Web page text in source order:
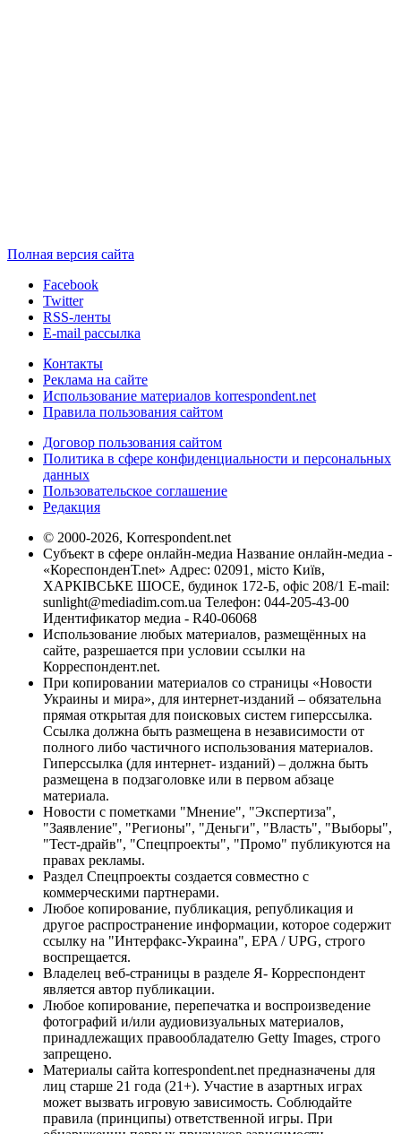
Полная версия сайта
Facebook
Twitter
RSS-ленты
E-mail рассылка
Контакты
Реклама на сайте
Использование материалов korrespondent.net
Правила пользования сайтом
Договор пользования сайтом
Политика в сфере конфиденциальности и персональных
данных
Пользовательское соглашение
Редакция
© 2000-2026, Korrespondent.net
Субъект в сфере онлайн-медиа Название онлайн-медиа -
«КореспонденТ.net» Адрес: 02091, місто Київ,
ХАРКІВСЬКЕ ШОСЕ, будинок 172-Б, офіс 208/1 E-mail:
sunlight@mediadim.com.ua Телефон: 044-205-43-00
Идентификатор медиа - R40-06068
Использование любых материалов, размещённых на
сайте, разрешается при условии ссылки на
Корреспондент.net.
При копировании материалов со страницы «Новости
Украины и мира», для интернет-изданий – обязательна
прямая открытая для поисковых систем гиперссылка.
Ссылка должна быть размещена в независимости от
полного либо частичного использования материалов.
Гиперссылка (для интернет- изданий) – должна быть
размещена в подзаголовке или в первом абзаце
материала.
Новости с пометками "Мнение", "Экспертиза",
"Заявление", "Регионы", "Деньги", "Власть", "Выборы",
"Тест-драйв", "Спецпроекты", "Промо" публикуются на
правах рекламы.
Раздел Спецпроекты создается совместно с
коммерческими партнерами.
Любое копирование, публикация, републикация и
другое распространение информации, которое содержит
ссылку на "Интерфакс-Украина", EPA / UPG, строго
воспрещается.
Владелец веб-страницы в разделе Я- Корреспондент
является автор публикации.
Любое копирование, перепечатка и воспроизведение
фотографий и/или аудиовизуальных материалов,
принадлежащих правообладателю Getty Images, строго
запрещено.
Материалы сайта korrespondent.net предназначены для
лиц старше 21 года (21+). Участие в азартных играх
может вызвать игровую зависимость. Соблюдайте
правила (принципы) ответственной игры. При